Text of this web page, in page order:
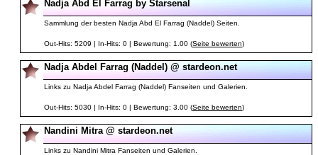
Nadja Abd El Farrag by Starsenal
Sammlung der besten Nadja Abd El Farrag (Naddel) Seiten.
Out-Hits: 5209 | In-Hits: 0 | Bewertung: 1.00 (Seite bewerten)
Nadja Abdel Farrag (Naddel) @ stardeon.net
Links zu Nadja Abdel Farrag (Naddel) Fanseiten und Galerien.
Out-Hits: 5030 | In-Hits: 0 | Bewertung: 3.00 (Seite bewerten)
Nandini Mitra @ stardeon.net
Links zu Nandini Mitra Fanseiten und Galerien.